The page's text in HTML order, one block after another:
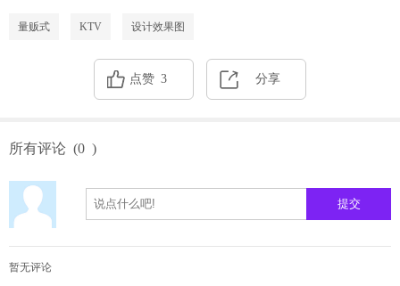
量贩式 KTV 设计效果图
点赞 3 分享
所有评论 (0 )
暂无评论